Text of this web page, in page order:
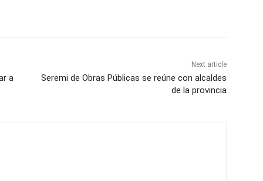
a
Next article
Seremi de Obras Públicas se reúne con alcaldes
de la provincia